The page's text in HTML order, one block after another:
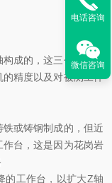
成的，这三个坐标轴
精度以及对被测工件
或铸钢制成的，但近
台，这是因为花岗岩
工作台，以扩大Z轴
电话咨询
微信咨询